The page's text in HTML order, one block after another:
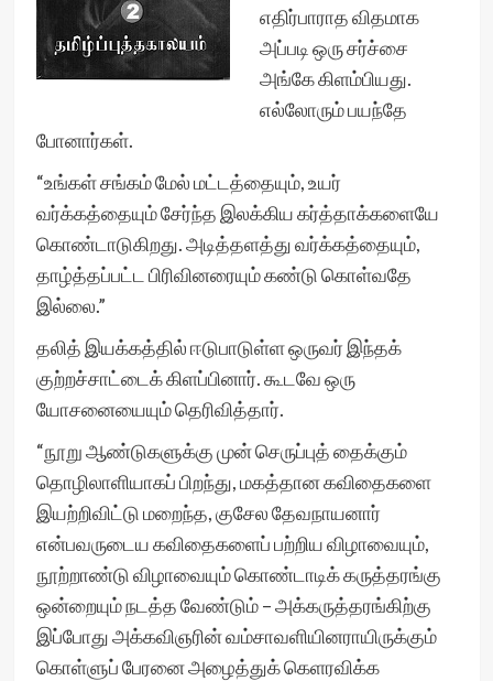
எதிர்பாராத விதமாக
அப்படி ஒரு சர்ச்சை
அங்கே கிளம்பியது.
எல்லோரும் பயந்தே
போனார்கள்.
“உங்கள் சங்கம் மேல் மட்டத்தையும், உயர்
வர்க்கத்தையும் சேர்ந்த இலக்கிய கர்த்தாக்களையே
கொண்டாடுகிறது. அடித்தளத்து வர்க்கத்தையும்,
தாழ்த்தப்பட்ட பிரிவினரையும் கண்டு கொள்வதே
இல்லை.”
தலித் இயக்கத்தில் ஈடுபாடுள்ள ஒருவர் இந்தக்
குற்றச்சாட்டைக் கிளப்பினார். கூடவே ஒரு
யோசனையையும் தெரிவித்தார்.
“நூறு ஆண்டுகளுக்கு முன் செருப்புத் தைக்கும்
தொழிலாளியாகப் பிறந்து, மகத்தான கவிதைகளை
இயற்றிவிட்டு மறைந்த, குசேல தேவநாயனார்
என்பவருடைய கவிதைகளைப் பற்றிய விழாவையும்,
நூற்றாண்டு விழாவையும் கொண்டாடிக் கருத்தரங்கு
ஒன்றையும் நடத்த வேண்டும் – அக்கருத்தரங்கிற்கு
இப்போது அக்கவிஞரின் வம்சாவளியினராயிருக்கும்
கொள்ளுப் பேரனை அழைத்துக் கெளரவிக்க